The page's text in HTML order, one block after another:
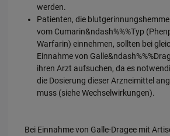
werden.
Patienten, die
vom Cumarin&ndash%%%Typ
Warfarin) einnehmen, sollten bei
Einnahme von
ihren Arzt aufsuchen, da es
die Dosierung dieser Arzneimittel
muss (siehe Wechselwirkungen).
Bei Einnahme von Galle-Dragee mit